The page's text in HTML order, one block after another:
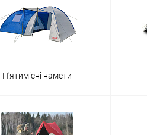
П'ятимісні намети